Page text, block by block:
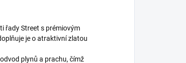
řady Street s prémiovým
je o atraktivní zlatou
plynů a prachu, čímž